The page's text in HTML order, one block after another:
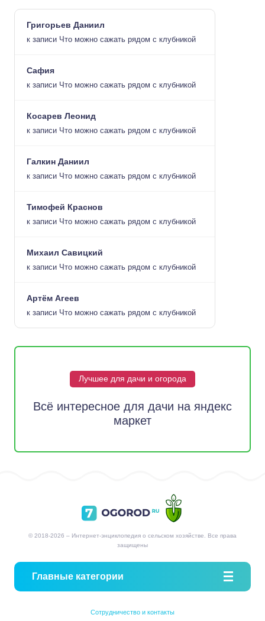
Григорьев Даниил
к записи Что можно сажать рядом с клубникой
Сафия
к записи Что можно сажать рядом с клубникой
Косарев Леонид
к записи Что можно сажать рядом с клубникой
Галкин Даниил
к записи Что можно сажать рядом с клубникой
Тимофей Краснов
к записи Что можно сажать рядом с клубникой
Михаил Савицкий
к записи Что можно сажать рядом с клубникой
Артём Агеев
к записи Что можно сажать рядом с клубникой
Лучшее для дачи и огорода
Всё интересное для дачи на яндекс
маркет
© 2018-2026 – Интернет-энциклопедия о сельском хозяйстве. Все права
защищены
Главные категории
Сотрудничество и контакты